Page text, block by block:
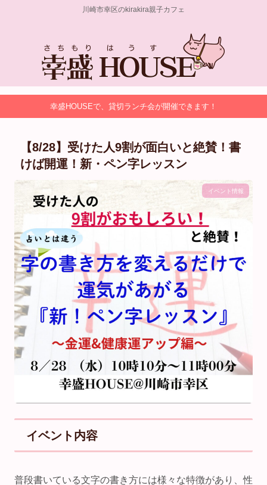
川崎市幸区のkirakira親子カフェ
幸盛HOUSEで、貸切ランチ会が開催できます！
【8/28】受けた人9割が面白いと絶賛！書
けば開運！新・ペン字レッスン
イベント情報
イベント内容
普段書いている文字の書き方には様々な特徴があり、性